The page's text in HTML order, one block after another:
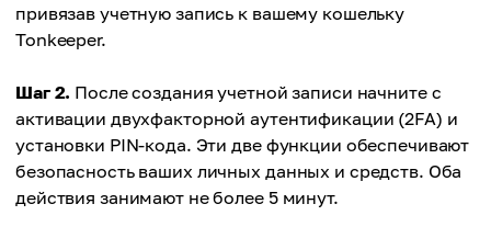
привязав учетную запись к вашему кошельку
Tonkeeper.
Шаг 2. После создания учетной записи начните с
активации двухфакторной аутентификации (2FA) и
установки PIN-кода. Эти две функции обеспечивают
безопасность ваших личных данных и средств. Оба
действия занимают не более 5 минут.